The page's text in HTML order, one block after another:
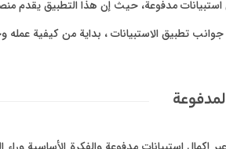
استبيانات مدفوعة، حيث إن هذا التطبيق
تطبيق الاستبيانات ، بداية من كيفية